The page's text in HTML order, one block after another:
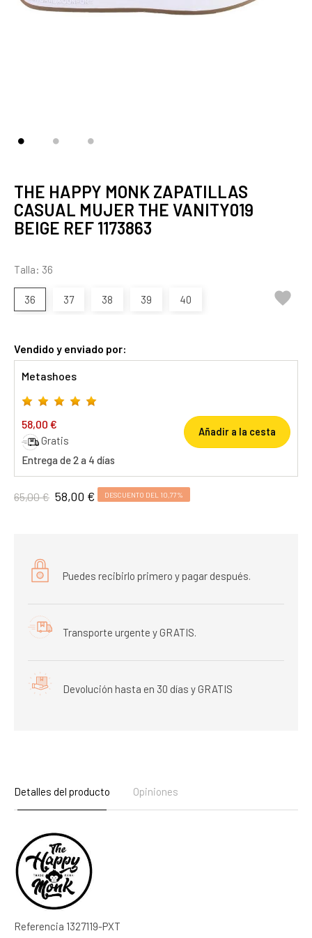
THE HAPPY MONK ZAPATILLAS
CASUAL MUJER THE VANITY019
BEIGE REF 1173863
Talla: 36
36 37 38 39 40 
Vendido y enviado por:
Metashoes
58,00 €
Gratis
Entrega de 2 a 4 días
Añadir a la cesta
65,00 € 58,00 € DESCUENTO DEL 10,77%
Puedes recibirlo primero y pagar después.
Transporte urgente y GRATIS.
Devolución hasta en 30 días y GRATIS
Detalles del producto Opiniones
Referencia 1327119-PXT